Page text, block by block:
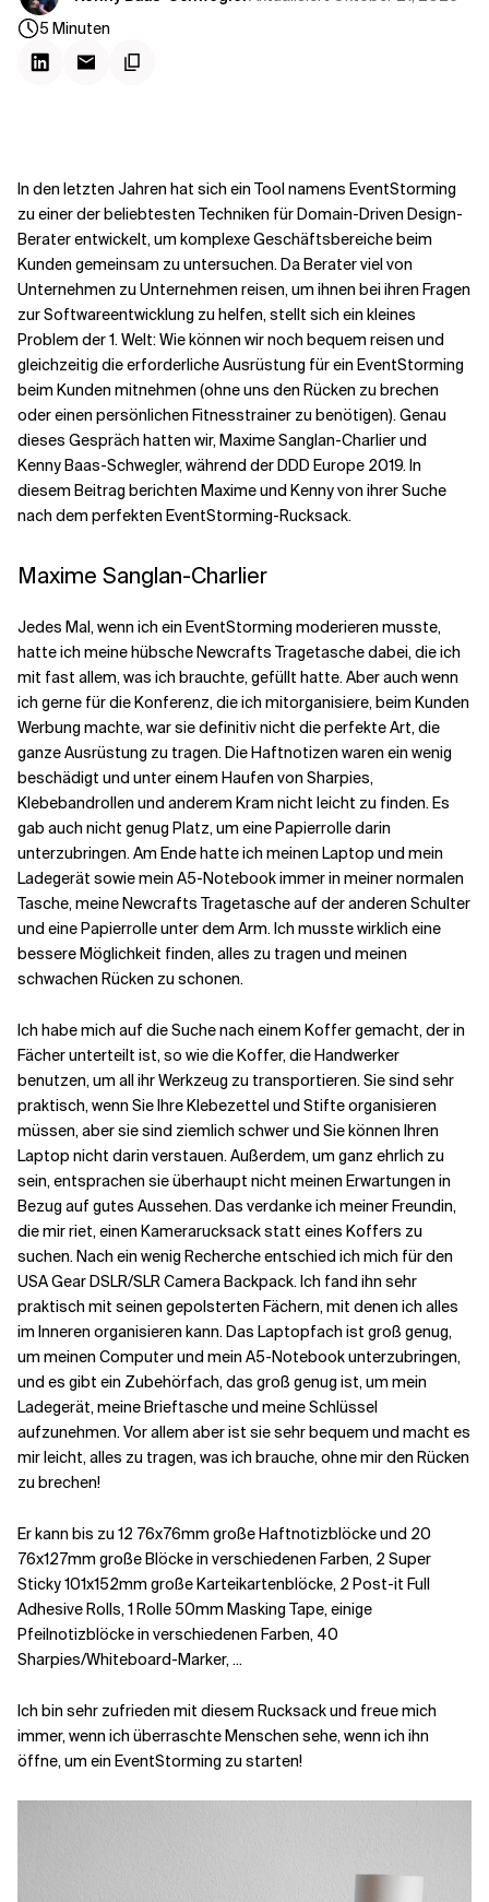
5 Minuten
In den letzten Jahren hat sich ein Tool namens EventStorming
zu einer der beliebtesten Techniken für Domain-Driven Design-
Berater entwickelt, um komplexe Geschäftsbereiche beim
Kunden gemeinsam zu untersuchen. Da Berater viel von
Unternehmen zu Unternehmen reisen, um ihnen bei ihren Fragen
zur Softwareentwicklung zu helfen, stellt sich ein kleines
Problem der 1. Welt: Wie können wir noch bequem reisen und
gleichzeitig die erforderliche Ausrüstung für ein EventStorming
beim Kunden mitnehmen (ohne uns den Rücken zu brechen
oder einen persönlichen Fitnesstrainer zu benötigen). Genau
dieses Gespräch hatten wir, MaximeSanglan-Charlierund
Kenny Baas-Schwegler, während der DDD Europe 2019. In
diesem Beitrag berichten Maxime und Kenny von ihrer Suche
nach dem perfekten EventStorming-Rucksack.
Maxime Sanglan-Charlier
Jedes Mal, wenn ich ein EventStorming moderieren musste,
hatte ich meine hübsche Newcrafts Tragetasche dabei, die ich
mit fast allem, was ich brauchte, gefüllt hatte. Aber auch wenn
ich gerne für die Konferenz, die ich mitorganisiere, beim Kunden
Werbung machte, war sie definitiv nicht die perfekte Art, die
ganze Ausrüstung zu tragen. Die Haftnotizen waren ein wenig
beschädigt und unter einem Haufen von Sharpies,
Klebebandrollen und anderem Kram nicht leicht zu finden. Es
gab auch nicht genug Platz, um eine Papierrolle darin
unterzubringen. Am Ende hatte ich meinen Laptop und mein
Ladegerät sowie mein A5-Notebook immer in meiner normalen
Tasche, meine Newcrafts Tragetasche auf der anderen Schulter
und eine Papierrolle unter dem Arm.Ich musste wirklich eine
bessere Möglichkeit finden, alles zu tragen und meinen
schwachen Rücken zu schonen.
Ich habe mich auf die Suche nach einem Koffer gemacht, der in
Fächer unterteilt ist, so wie die Koffer, die Handwerker
benutzen, um all ihr Werkzeug zu transportieren. Sie sind sehr
praktisch, wenn Sie Ihre Klebezettel und Stifte organisieren
müssen, aber sie sind ziemlich schwer und Sie können Ihren
Laptop nicht darin verstauen. Außerdem, um ganz ehrlich zu
sein, entsprachen sie überhaupt nicht meinen Erwartungen in
Bezug auf gutes Aussehen. Das verdanke ich meiner Freundin,
die mir riet, einen Kamerarucksack statt eines Koffers zu
suchen. Nach ein wenig Recherche entschied ich mich für den
USA Gear DSLR/SLR Camera Backpack. Ich fand ihn sehr
praktisch mit seinen gepolsterten Fächern, mit denen ich alles
im Inneren organisieren kann. Das Laptopfach ist groß genug,
um meinen Computer und mein A5-Notebook unterzubringen,
und es gibt ein Zubehörfach, das groß genug ist, um mein
Ladegerät, meine Brieftasche und meine Schlüssel
aufzunehmen. Vor allem aber ist sie sehr bequem und macht es
mir leicht, alles zu tragen, was ich brauche, ohne mir den Rücken
zu brechen!
Er kann bis zu 12 76x76mm große Haftnotizblöcke und 20
76x127mm große Blöcke in verschiedenen Farben, 2 Super
Sticky 101x152mm große Karteikartenblöcke, 2 Post-it Full
Adhesive Rolls, 1 Rolle 50mm Masking Tape, einige
Pfeilnotizblöcke in verschiedenen Farben, 40
Sharpies/Whiteboard-Marker, ...
Ich bin sehr zufrieden mit diesem Rucksack und freue mich
immer, wenn ich überraschte Menschen sehe, wenn ich ihn
öffne, um ein EventStorming zu starten!